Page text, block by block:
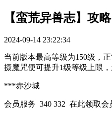
【蛮荒异兽志】攻略
2024-09-14 23:22:34
当前版本最高等级为150级，
摄魔咒便可提升1级等级上限，
***赤沙城
会员服务 340 332 在此领取会